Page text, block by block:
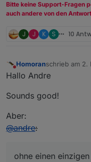
Bitte keine Support-Fragen
auch andere von den
J J K S 10
Nicht stören
Homoranschrieb am 2.
zuletzt editiert
Hallo Andre
Sounds good!
Aber:
@andre:
ohne einen